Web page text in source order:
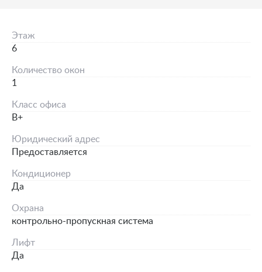
Этаж
6
Количество окон
1
Класс офиса
B+
Юридический адрес
Предоставляется
Кондиционер
Да
Охрана
контрольно-пропускная система
Лифт
Да